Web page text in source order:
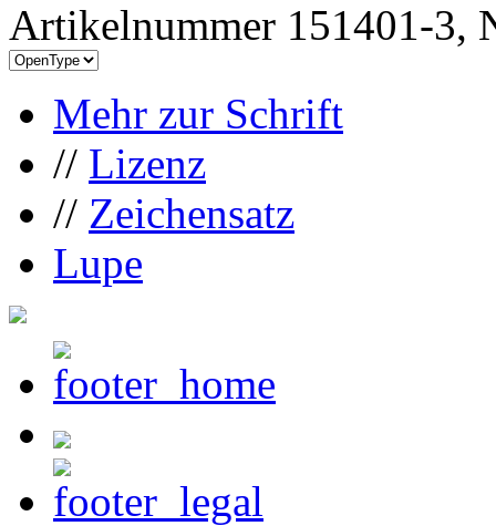
Artikelnummer 151401-3,
Mehr zur Schrift
// Lizenz
// Zeichensatz
Lupe